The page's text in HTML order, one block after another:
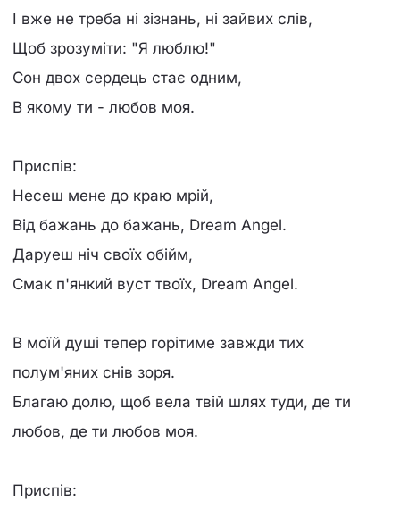
І вже не треба ні зізнань, ні зайвих слів,
Щоб зрозуміти: "Я люблю!"
Сон двох сердець стає одним,
В якому ти - любов моя.
Приспів:
Несеш мене до краю мрій,
Від бажань до бажань, Dream Angel.
Даруеш ніч своїх обійм,
Смак п'янкий вуст твоїх, Dream Angel.
В моїй душі тепер горітиме завжди тих
полум'яних снів зоря.
Благаю долю, щоб вела твій шлях туди, де ти
любов, де ти любов моя.
Приспів: